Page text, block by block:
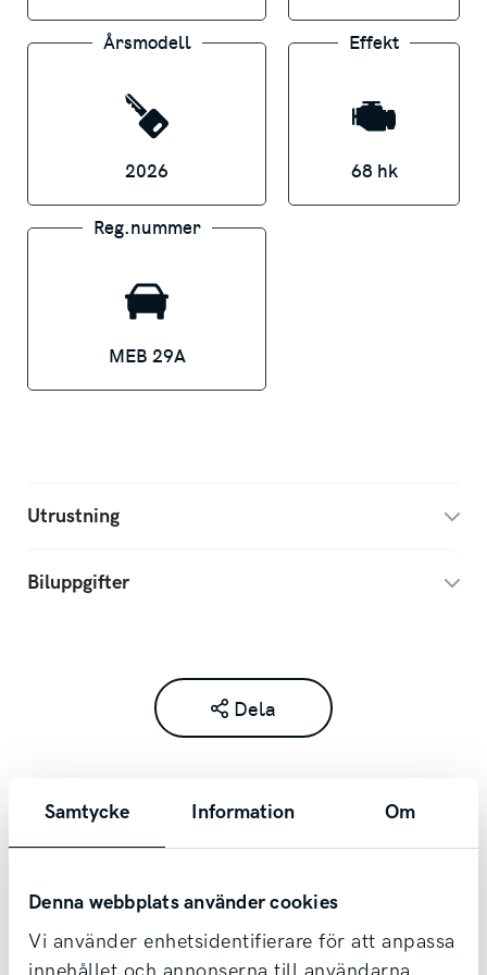
Samtycke Information Om
Denna webbplats använder cookies
Vi använder enhetsidentifierare för att anpassa
Årsmodell
2026
Effekt
68 hk
Reg.nummer
MEB 29A
Utrustning
Biluppgifter
Dela
Vi tar din bil i inbyte oavsett märke & ålder,
samt erbjuder förmånlig finansiering.